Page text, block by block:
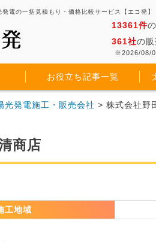
電の一括見積もり・価格比較サービス【エコ発】
13361件
361社の
※2026/08/
お役立ち記事一覧
光発電施工・販売会社 > 株式会社野
商店
工地域